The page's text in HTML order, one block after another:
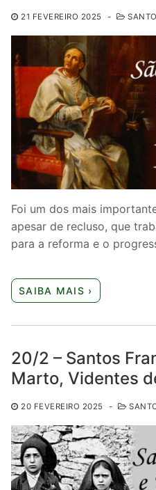
21 FEVEREIRO 2025 -
Foi um dos mais
apesar de recluso, que
para a reforma e o
SAIBA MAIS ›
20/2 – Santos
Marto, Videntes
20 FEVEREIRO 2025 -